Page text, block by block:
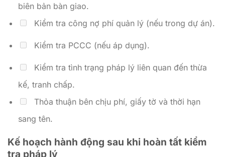
biên bản bàn giao.
Kiểm tra công nợ phí quản lý (nếu trong dự án).
Kiểm tra PCCC (nếu áp dụng).
Kiểm tra tình trạng pháp lý liên quan đến thừa
kế, tranh chấp.
Thỏa thuận bên chịu phí, giấy tờ và thời hạn
sang tên.
Kế hoạch hành động sau khi hoàn tất kiểm
tra pháp lý